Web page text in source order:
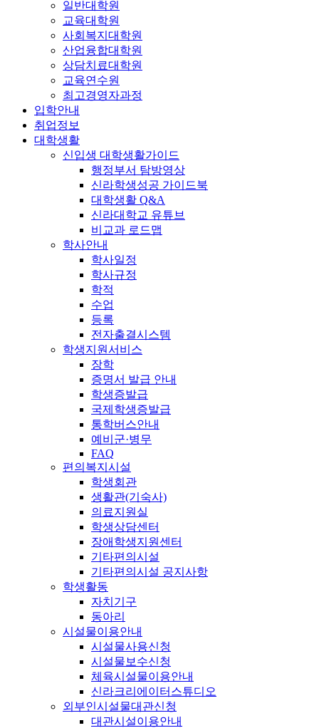
일반대학원
교육대학원
사회복지대학원
산업융합대학원
상담치료대학원
교육연수원
최고경영자과정
입학안내
취업정보
대학생활
신입생 대학생활가이드
행정부서 탐방영상
신라학생성공 가이드북
대학생활 Q&A
신라대학교 유튜브
비교과 로드맵
학사안내
학사일정
학사규정
학적
수업
등록
전자출결시스템
학생지원서비스
장학
증명서 발급 안내
학생증발급
국제학생증발급
통학버스안내
예비군·병무
FAQ
편의복지시설
학생회관
생활관(기숙사)
의료지원실
학생상담센터
장애학생지원센터
기타편의시설
기타편의시설 공지사항
학생활동
자치기구
동아리
시설물이용안내
시설물사용신청
시설물보수신청
체육시설물이용안내
신라크리에이터스튜디오
외부인시설물대관신청
대관시설이용안내